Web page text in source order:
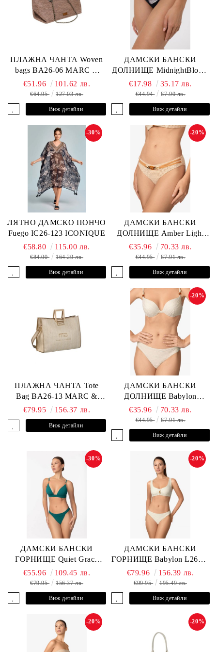
ПЛАЖНА ЧАНТА Woven
bags BA26-06 MARC &
ANDRE
€51.96 101.62 лв.
€64.95 127.03 лв.
Виж детайли
ДАМСКИ БАНСКИ
ДОЛНИЩЕ MidnightBloom
L2505-Z-MCR MARC &
ANDRE
€17.98 35.17 лв.
€44.94 87.90 лв.
Виж детайли
ЛЯТНО ДАМСКО ПОНЧО
Fuego IC26-123 ICONIQUE
-30%
€58.80 115.00 лв.
€84.00 164.29 лв.
Виж детайли
ДАМСКИ БАНСКИ
ДОЛНИЩЕ Amber Light
L2605-Z-MCB MARC &
ANDRE
-20%
€35.96 70.33 лв.
€44.95 87.91 лв.
Виж детайли
ПЛАЖНА ЧАНТА Tote
Bag BA26-13 MARC &
ANDRE
€79.95 156.37 лв.
Виж детайли
ДАМСКИ БАНСКИ
ДОЛНИЩЕ Babylon
L2613-Z-MTB MARC &
ANDRE
-20%
€35.96 70.33 лв.
€44.95 87.91 лв.
Виж детайли
ДАМСКИ БАНСКИ
ГОРНИЩЕ Quiet Grace
L2607-Y-352 MARC &
ANDRE
-30%
€55.96 109.45 лв.
€79.95 156.37 лв.
Виж детайли
ДАМСКИ БАНСКИ
ГОРНИЩЕ Babylon L2613-
YP-682 MARC & ANDRE
-20%
€79.96 156.39 лв.
€99.95 195.49 лв.
Виж детайли
-20% -20%